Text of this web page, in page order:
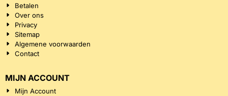
Betalen
Over ons
Privacy
Sitemap
Algemene voorwaarden
Contact
MIJN ACCOUNT
Mijn Account